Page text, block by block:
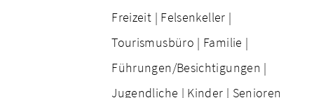
Freizeit | Felsenkeller |
Tourismusbüro | Familie |
Führungen/Besichtigungen |
Jugendliche | Kinder | Senioren